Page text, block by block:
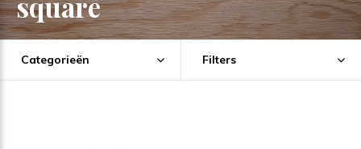
Categorieën Filters